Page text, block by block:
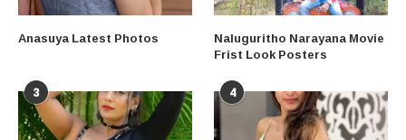
Anasuya Latest Photos Naluguritho Narayana Movie
Frist Look Posters
3 4